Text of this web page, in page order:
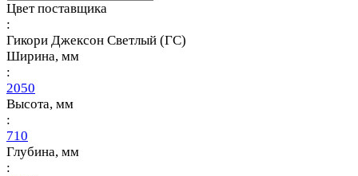
Цвет поставщика
:
Гикори Джексон Светлый (ГС)
Ширина, мм
:
2050
Высота, мм
:
710
Глубина, мм
: